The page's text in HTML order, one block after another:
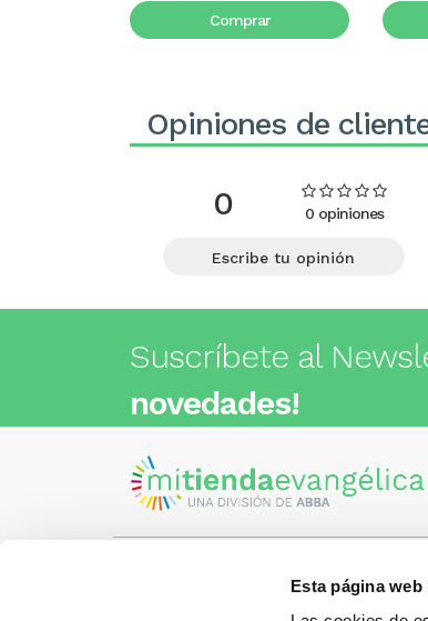
Esta página
Comprar
Opiniones de
0 0 opiniones
Escribe tu opinión
Suscríbete al
novedades!
Visita nuestra tienda